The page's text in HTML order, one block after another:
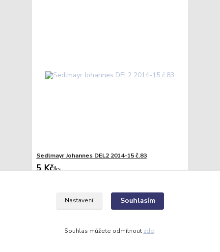
Sedlmayr Johannes DEL2 2014-15 č.83
5 Kč/ks
Přidat do košíku
Nastavení Souhlasím
Souhlas můžete odmítnout zde.